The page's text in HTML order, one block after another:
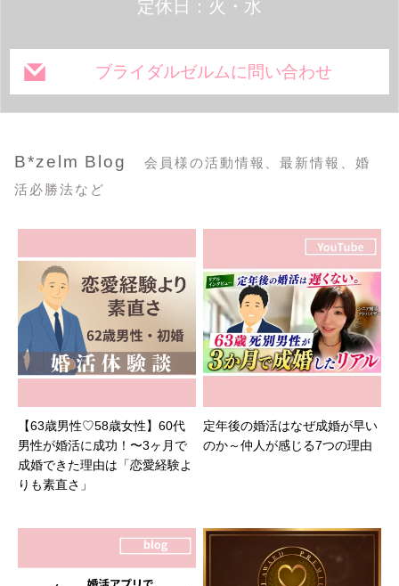
定休日：火・水
ブライダルゼルムに問い合わせ
B*zelm Blog
会員様の活動情報、最新情報、婚
活必勝法など
【63歳男性♡58歳女性】60代
男性が婚活に成功！〜3ヶ月で
成婚できた理由は「恋愛経験よ
りも素直さ」
定年後の婚活はなぜ成婚が早い
のか～仲人が感じる7つの理由